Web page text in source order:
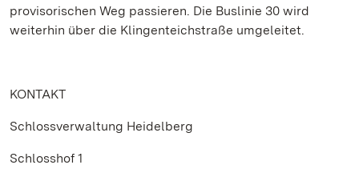
provisorischen Weg passieren. Die Buslinie 30 wird
weiterhin über die Klingenteichstraße umgeleitet.
KONTAKT
Schlossverwaltung Heidelberg
Schlosshof 1